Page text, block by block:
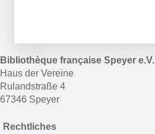
Bibliothèque française Speyer e.V.
Haus der Vereine
Rulandstraße 4
67346 Speyer
Rechtliches